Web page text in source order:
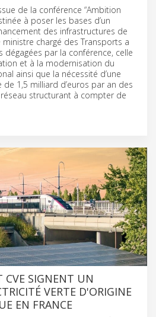
de la conférence “Ambition
à poser les bases d’un
des infrastructures de
chargé des Transports a
par la conférence, celle
et à la modernisation du
ainsi que la nécessité d’une
1,5 milliard d’euros par an des
structurant à compter de
CVE SIGNENT UN
VERTE D'ORIGINE
EN FRANCE